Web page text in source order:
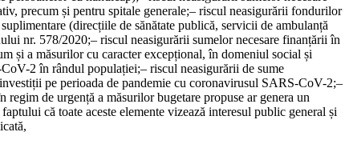
precum și pentru spitale generale;– riscul neasigurării fondurilor
(direcțiile de sănătate publică, servicii de ambulanță
nr. 578/2020;– riscul neasigurării sumelor necesare finanțării în
și a măsurilor cu caracter excepțional, în domeniul social și
2 în rândul populației;– riscul neasigurării de sume
pe perioada de pandemie cu coronavirusul SARS-CoV-2;–
regim de urgență a măsurilor bugetare propuse ar genera un
că toate aceste elemente vizează interesul public general și